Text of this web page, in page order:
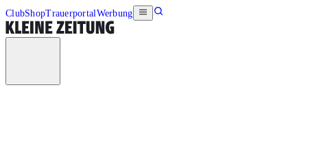
ClubShopTrauerportalWerbung